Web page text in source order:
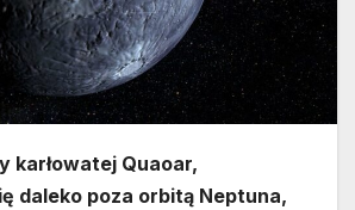
karłowatej Quaoar,
daleko poza orbitą Neptuna,